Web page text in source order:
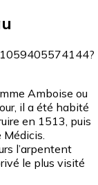
Amboise ou
il a été habité
en 1513, puis
Médicis.
l’arpentent
le plus visité